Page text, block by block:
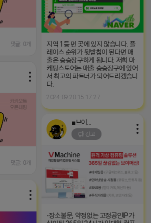
댓글: 0개
지역 1등 먼 곳에 있지 않습니다. 플
레이스 순위가 뒷받침이 된다면 매
출은 승승장구하게 됩니다. 저희 마
케팅스토어는 매출 승승장구에 있어
서 최고의 파트너가 되어드리겠습니
다.
2024-09-20 15:17:27
댓글: 0개
광고
-장소불문, 약정없는 고정공인IP가